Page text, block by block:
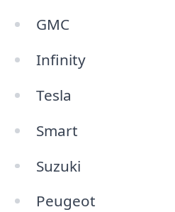
GMC
Infinity
Tesla
Smart
Suzuki
Peugeot